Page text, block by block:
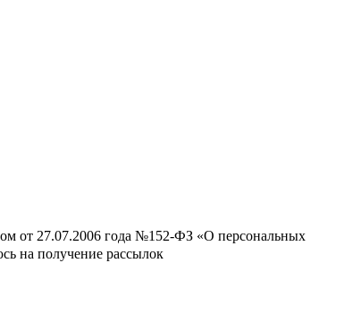
от 27.07.2006 года №152-ФЗ «О персональных
на получение рассылок